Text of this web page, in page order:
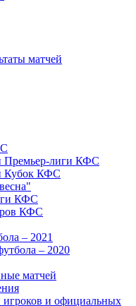
матчей
Премьер-лиги КФС
Кубок КФС
КФС
КФС
– 2021
– 2020
матчей
и официальных